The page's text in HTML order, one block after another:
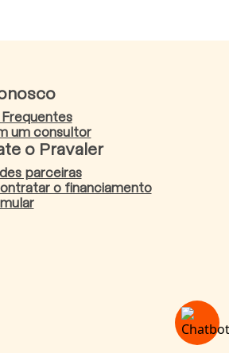
Frequentes
um consultor
o Pravaler
parceiras
o financiamento